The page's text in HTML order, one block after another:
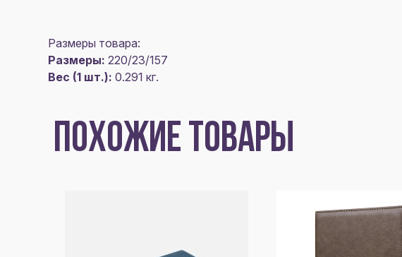
Размеры товара:
Размеры: 220/23/157
Вес (1 шт.): 0.291 кг.
ПОХОЖИЕ ТОВАРЫ